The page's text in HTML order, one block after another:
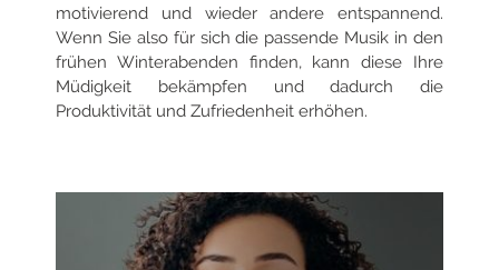
motivierend und wieder andere entspannend.
Wenn Sie also für sich die passende Musik in den
frühen Winterabenden finden, kann diese Ihre
Müdigkeit bekämpfen und dadurch die
Produktivität und Zufriedenheit erhöhen.